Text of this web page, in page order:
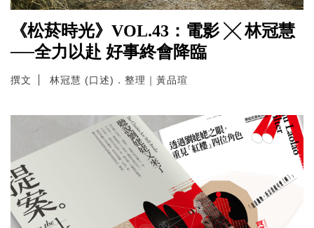
《松菸時光》VOL.43：電影 ╳ 林冠慧
──全力以赴 好事終會降臨
撰文 林冠慧 (口述)．整理｜黃品瑄